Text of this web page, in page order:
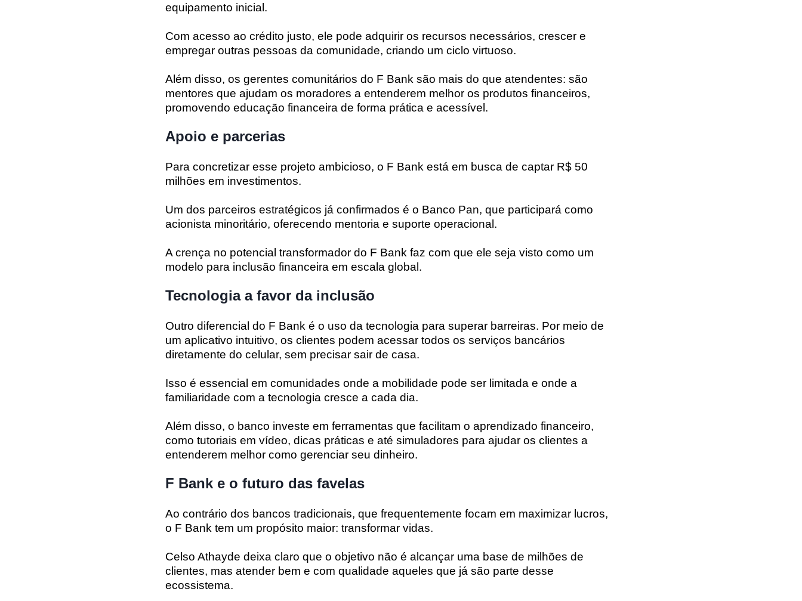
equipamento inicial.
Com acesso ao crédito justo, ele pode adquirir os recursos necessários, crescer e
empregar outras pessoas da comunidade, criando um ciclo virtuoso.
Além disso, os gerentes comunitários do F Bank são mais do que atendentes: são
mentores que ajudam os moradores a entenderem melhor os produtos financeiros,
promovendo educação financeira de forma prática e acessível.
Apoio e parcerias
Para concretizar esse projeto ambicioso, o F Bank está em busca de captar R$ 50
milhões em investimentos.
Um dos parceiros estratégicos já confirmados é o Banco Pan, que participará como
acionista minoritário, oferecendo mentoria e suporte operacional.
A crença no potencial transformador do F Bank faz com que ele seja visto como um
modelo para inclusão financeira em escala global.
Tecnologia a favor da inclusão
Outro diferencial do F Bank é o uso da tecnologia para superar barreiras. Por meio de
um aplicativo intuitivo, os clientes podem acessar todos os serviços bancários
diretamente do celular, sem precisar sair de casa.
Isso é essencial em comunidades onde a mobilidade pode ser limitada e onde a
familiaridade com a tecnologia cresce a cada dia.
Além disso, o banco investe em ferramentas que facilitam o aprendizado financeiro,
como tutoriais em vídeo, dicas práticas e até simuladores para ajudar os clientes a
entenderem melhor como gerenciar seu dinheiro.
F Bank e o futuro das favelas
Ao contrário dos bancos tradicionais, que frequentemente focam em maximizar lucros,
o F Bank tem um propósito maior: transformar vidas.
Celso Athayde deixa claro que o objetivo não é alcançar uma base de milhões de
clientes, mas atender bem e com qualidade aqueles que já são parte desse
ecossistema.